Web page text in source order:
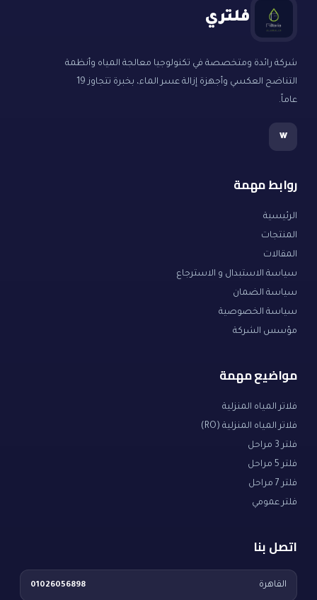
فلتري
شركة رائدة ومتخصصة في تكنولوجيا معالجة المياه وأنظمة
التناضح العكسي وأجهزة إزالة عسر الماء، بخبرة تتجاوز 19
عاماً.
w
روابط مهمة
الرئيسية
المنتجات
المقالات
سياسة الاستبدال و الاسترجاع
سياسة الضمان
سياسة الخصوصية
مؤسس الشركة
مواضيع مهمة
فلاتر المياه المنزلية
فلاتر المياه المنزلية (RO)
فلتر 3 مراحل
فلتر 5 مراحل
فلتر 7 مراحل
فلتر عمومي
اتصل بنا
القاهرة 01026056898